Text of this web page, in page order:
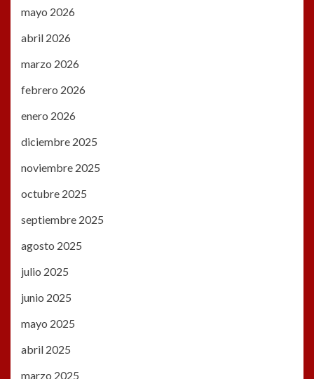
mayo 2026
abril 2026
marzo 2026
febrero 2026
enero 2026
diciembre 2025
noviembre 2025
octubre 2025
septiembre 2025
agosto 2025
julio 2025
junio 2025
mayo 2025
abril 2025
marzo 2025